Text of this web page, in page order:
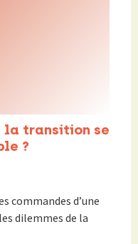
la transition se
?
commandes d’une
dilemmes de la